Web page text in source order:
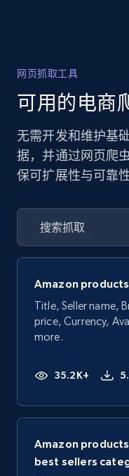
网页抓取工具
可用的电商
无需开发和维护基
据，并通过网页爬
保可扩展性与可靠性
Amazon products
Title, Seller name,
price, Currency,
more.
35.2K+
Amazon
best sellers